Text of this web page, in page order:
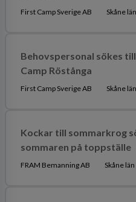
First Camp Sverige AB Skåne län
Behovspersonal sökes
Camp Röstånga
First Camp Sverige AB Skåne län
Kockar till sommarkrog
sommaren på toppställe
FRAM Bemanning AB Skåne län